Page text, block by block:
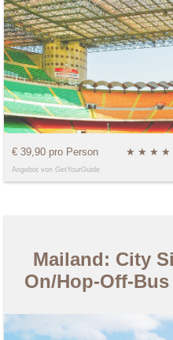
€ 39,90 pro Person ★ ★ ★ ★
Angebot von GetYourGuide
Mailand: City
On/Hop-Off-